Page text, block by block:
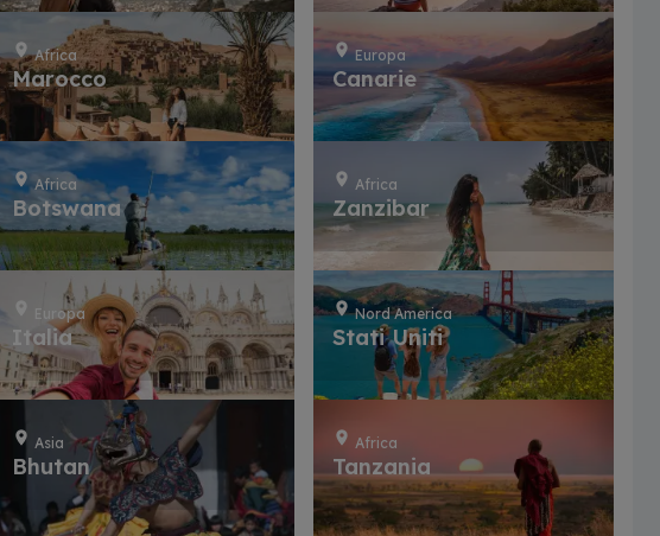
Africa
Marocco
Europa
Canarie
Africa
Botswana
Africa
Zanzibar
Europa
Italia
Nord America
Stati Uniti
Asia
Bhutan
Africa
Tanzania